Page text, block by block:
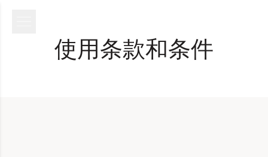
使用条款和条件